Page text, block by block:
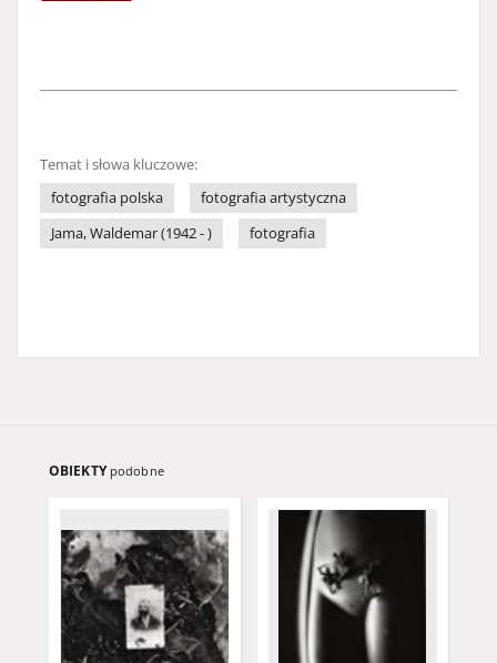
Temat i słowa kluczowe:
fotografia polska
fotografia artystyczna
Jama, Waldemar (1942 - )
fotografia
OBIEKTY podobne